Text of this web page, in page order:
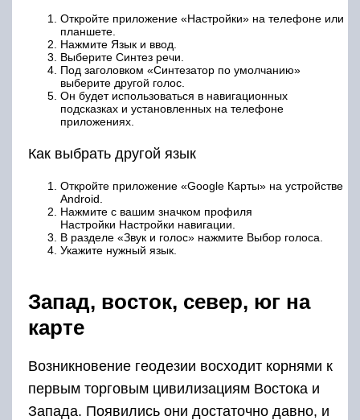
Откройте приложение «Настройки» на телефоне или
планшете.
Нажмите Язык и ввод.
Выберите Синтез речи.
Под заголовком «Синтезатор по умолчанию»
выберите другой голос.
Он будет использоваться в навигационных
подсказках и установленных на телефоне
приложениях.
Как выбрать другой язык
Откройте приложение «Google Карты» на устройстве
Android.
Нажмите с вашим значком профиля
Настройки Настройки навигации.
В разделе «Звук и голос» нажмите Выбор голоса.
Укажите нужный язык.
Запад, восток, север, юг на
карте
Возникновение геодезии восходит корнями к
первым торговым цивилизациям Востока и
Запада. Появились они достаточно давно, и